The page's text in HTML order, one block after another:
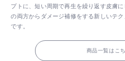
プトに、短い周期で再生を繰り返す皮膚
の両方からダメージ補修をする新しいテ
です。
商品一覧はこ